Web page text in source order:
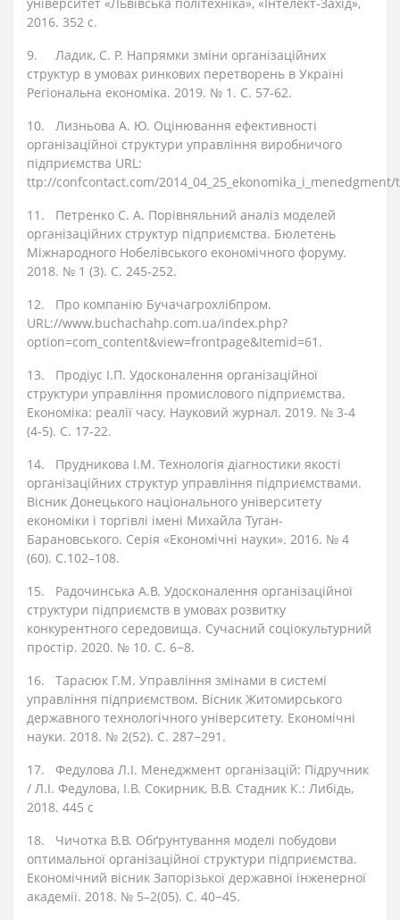
університет «Львівська політехніка», «Інтелект-Захід»,
2016. 352 с.
9.
Ладик, С. Р. Напрямки зміни організаційних
структур в умовах ринкових перетворень в Україні
Регіональна економіка. 2019. № 1. С. 57-62.
10.
Лизньова А. Ю. Оцінювання ефективності
організаційної структури управління виробничого
підприємства URL:
ttp://confcontact.com/2014_04_25_ekonomika_i_menedgment/
11.
Петренко С. А. Порівняльний аналіз моделей
організаційних структур підприємства. Бюлетень
Міжнародного Нобелівського економічного форуму.
2018. № 1 (3). С. 245-252.
12.
Про компанію Бучачагрохлібпром.
URL://www.buchachahp.com.ua/index.php?
option=com_content&view=frontpage&Itemid=61.
13.
Продіус І.П. Удосконалення організаційної
структури управління промислового підприємства.
Економіка: реалії часу. Науковий журнал. 2019. № 3-4
(4-5). С. 17-22.
14.
Прудникова І.М. Технологія діагностики якості
організаційних структур управління підприємствами.
Вісник Донецького національного університету
економіки і торгівлі імені Михайла Туган-
Барановського. Серія «Економічні науки». 2016. № 4
(60). С.102–108.
15.
Радочинська А.В. Удосконалення організаційної
структури підприємств в умовах розвитку
конкурентного середовища. Сучасний соціокультурний
простір. 2020. № 10. С. 6−8.
16.
Тарасюк Г.М. Управління змінами в системі
управління підприємством. Вісник Житомирського
державного технологічного університету. Економічні
науки. 2018. № 2(52). С. 287−291.
17.
Федулова Л.І. Менеджмент організацій: Підручник
/ Л.І. Федулова, І.В. Сокирник, В.В. Стадник К.: Либідь,
2018. 445 с
18.
Чичотка В.В. Обґрунтування моделі побудови
оптимальної організаційної структури підприємства.
Економічний вісник Запорізької державної інженерної
академії. 2018. № 5–2(05). С. 40−45.